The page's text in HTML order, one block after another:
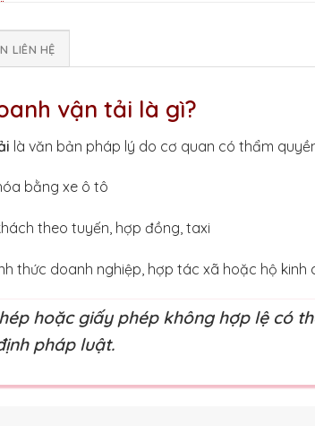
LIÊN HỆ
vận tải là gì?
là văn bản pháp lý do cơ quan có thẩm
bằng xe ô tô
theo tuyến, hợp đồng, taxi
thức doanh nghiệp, hợp tác xã hoặc hộ kinh
hoặc giấy phép không hợp lệ có
pháp luật.